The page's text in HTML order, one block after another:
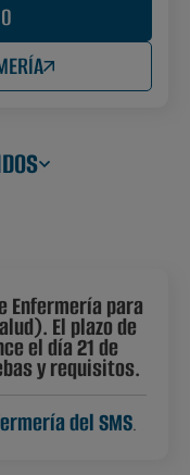
Enfermería para
El plazo de
el día 21 de
y requisitos.
del SMS.